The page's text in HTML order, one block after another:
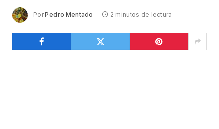
Por Pedro Mentado 2 minutos de lectura